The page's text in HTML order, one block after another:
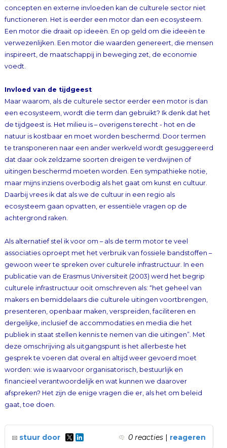
voedt.
Invloed van de tijdgeest
Maar waarom, als de culturele sector eerder een motor is dan
een ecosysteem, wordt die term dan gebruikt? Ik denk dat het
de tijdgeest is. Het milieu is – overigens terecht - hot en de
natuur is kostbaar en moet worden beschermd. Door termen
te transponeren naar een ander werkveld wordt gesuggereerd
dat daar ook zeldzame soorten dreigen te verdwijnen of
uitingen beschermd moeten worden. Een sympathieke notie,
maar mijns inziens overbodig als het gaat om kunst en cultuur.
Daarbij vrees ik dat als we de cultuur in een regio als
ecosysteem gaan opvatten, er essentiële vragen op de
achtergrond raken.
Als alternatief stel ik voor om – als de term motor te veel
associaties oproept met het verbruik van fossiele bandstoffen –
gewoon weer te spreken over culturele infrastructuur. In een
publicatie van de Erasmus Universiteit (2003) werd het begrip
culturele infrastructuur ooit omschreven als: “het geheel van
makers en bemiddelaars die culturele uitingen voortbrengen,
presenteren, openbaar maken, verspreiden, faciliteren en
dergelijke, inclusief de accommodaties en media die het
publiek in staat stellen kennis te nemen van die uitingen”. Met
deze omschrijving als uitgangspunt is het allerbeste het
gesprek te voeren dat overal en altijd weer gevoerd moet
worden: wie is waarvoor organisatorisch, bestuurlijk en
financieel verantwoordelijk en wat kunnen we daarover
afspreken? Het zijn de enige vragen die er, als het om beleid
gaat, toe doen.
0 reacties reageren
stuur door